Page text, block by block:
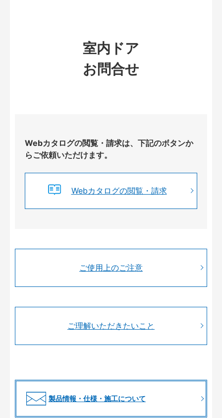
室内ドア
お問合せ
Webカタログの閲覧・請求は、下記のボタンか
らご依頼いただけます。
Webカタログの閲覧・請求
ご使用上のご注意
ご理解いただきたいこと
製品情報・仕様・施工について